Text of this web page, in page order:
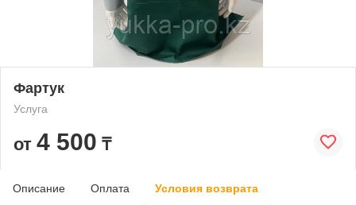
Фартук
Услуга
от 4 500 ₸
Описание Оплата Условия возврата